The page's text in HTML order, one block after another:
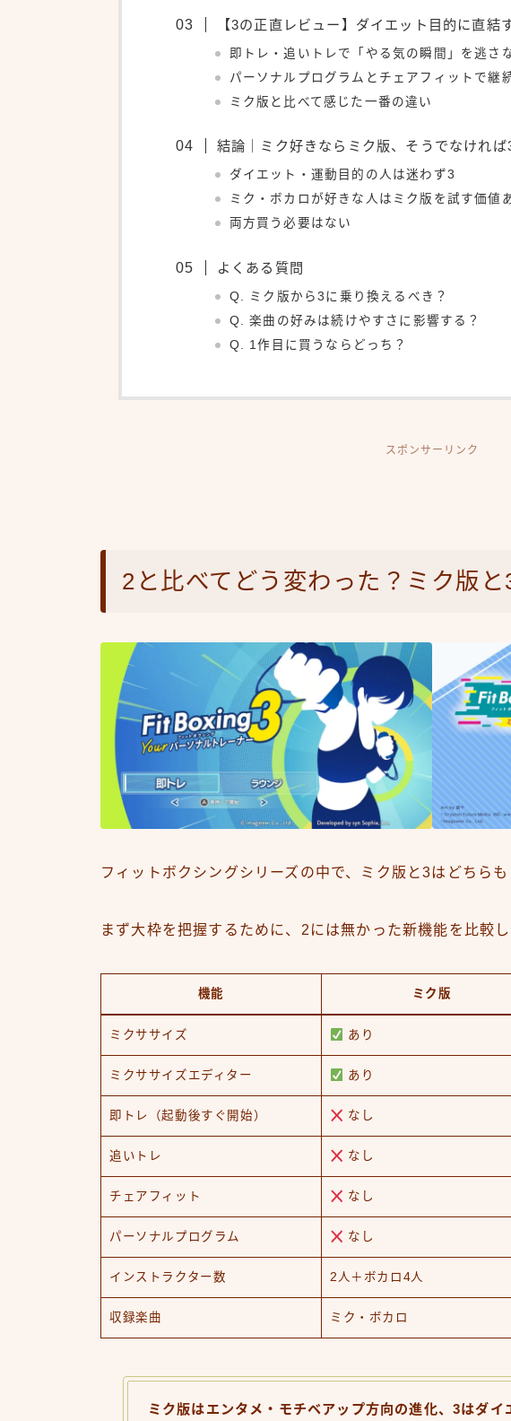
【3の正直レビュー】ダイエット目的に直結
即トレ・追いトレで「やる気の瞬間」を逃さ
パーソナルプログラムとチェアフィットで継
ミク版と比べて感じた一番の違い
結論｜ミク好きならミク版、そうでなければ
ダイエット・運動目的の人は迷わず3
ミク・ボカロが好きな人はミク版を試す価値
両方買う必要はない
よくある質問
Q. ミク版から3に乗り換えるべき？
Q. 楽曲の好みは続けやすさに影響する？
Q. 1作目に買うならどっち？
スポンサーリンク
2と比べてどう変わった？ミク版
フィットボクシングシリーズの中で、ミク版と3はどちら
まず大枠を把握するために、2には無かった新機能を比較し
機能 ミク版
ミクササイズ あり
ミクササイズエディター あり
即トレ（起動後すぐ開始） なし
追いトレ なし
チェアフィット なし
パーソナルプログラム なし
インストラクター数 2人＋ボカロ4人
収録楽曲 ミク・ボカロ
ミク版はエンタメ・モチベアップ方向の進化、3はダイ